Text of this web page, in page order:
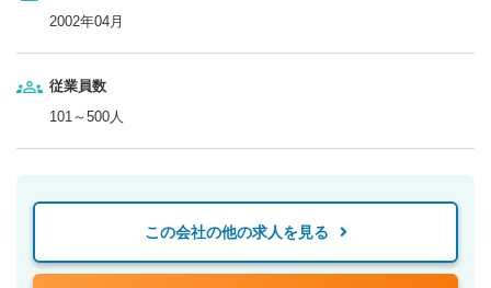
2002年04月
従業員数
101～500人
この会社の他の求人を見る